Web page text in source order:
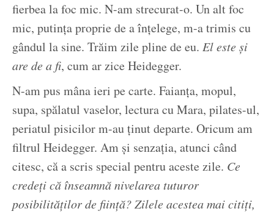
fierbea la foc mic. N-am strecurat-o. Un alt foc
mic, putința proprie de a înțelege, m-a trimis cu
gândul la sine. Trăim zile pline de eu. El este și
are de a fi, cum ar zice Heidegger.
N-am pus mâna ieri pe carte. Faianța, mopul,
supa, spălatul vaselor, lectura cu Mara, pilates-ul,
periatul pisicilor m-au ținut departe. Oricum am
filtrul Heidegger. Am și senzația, atunci când
citesc, că a scris special pentru aceste zile. Ce
credeți că înseamnă nivelarea tuturor
posibilităților de ființă? Zilele acestea mai citiți,